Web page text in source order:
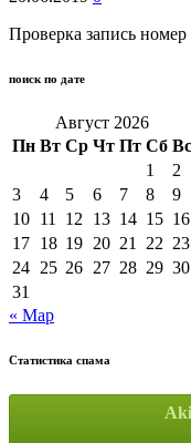
Проверка запись номер
поиск по дате
Август 2026
Пн Вт Ср Чт Пт Сб Вс
1
2
3
4 5 6 7 8
9
10 11 12 13 14 15 16
17 18 19 20 21 22 23
24 25 26 27 28 29 30
31
« Мар
Статистика спама